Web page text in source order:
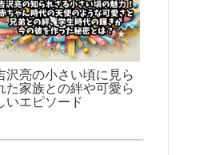
沢亮の小さい頃に見ら
た家族との絆や可愛ら
いエピソード